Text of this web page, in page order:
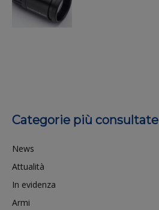
Categorie più consultate
News
Attualità
In evidenza
Armi